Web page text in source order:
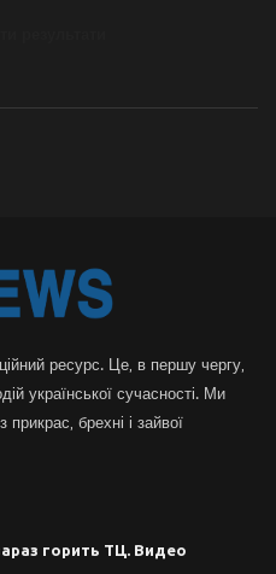
ресурс. Це, в першу чергу,
української сучасності. Ми
брехні і зайвої
горить ТЦ. Видео